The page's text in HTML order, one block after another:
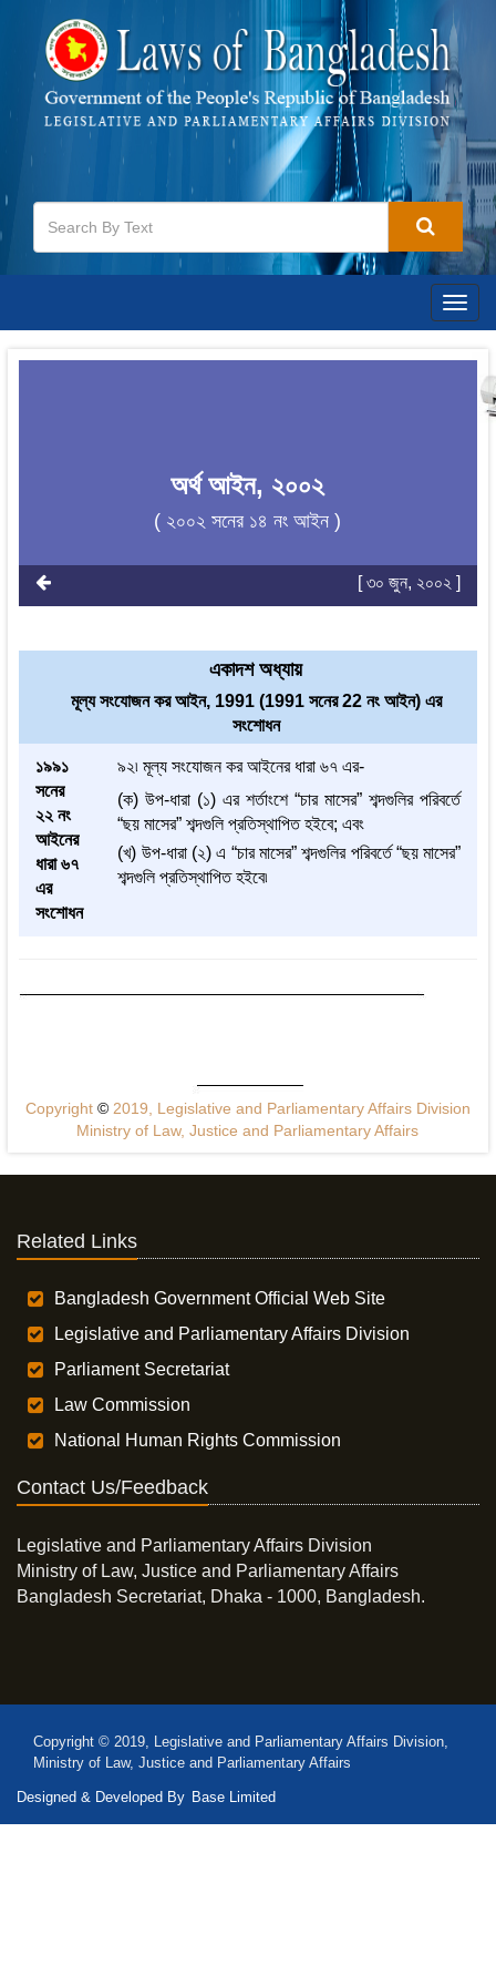
অর্থ আইন, ২০০২
( ২০০২ সনের ১৪ নং আইন )
[ ৩০ জুন, ২০০২ ]
একাদশ অধ্যায়
মূল্য সংযোজন কর আইন, 1991 (1991 সনের 22 নং আইন) এর
সংশোধন
১৯৯১
সনের
২২ নং
আইনের
ধারা ৬৭
এর
সংশোধন
৯২৷ মূল্য সংযোজন কর আইনের ধারা ৬৭ এর-
(ক) উপ-ধারা (১) এর শর্তাংশে “চার মাসের” শব্দগুলির পরিবর্তে
“ছয় মাসের” শব্দগুলি প্রতিস্থাপিত হইবে; এবং
(খ) উপ-ধারা (২) এ “চার মাসের” শব্দগুলির পরিবর্তে “ছয় মাসের”
শব্দগুলি প্রতিস্থাপিত হইবে৷
Copyright ©2019, Legislative and Parliamentary Affairs Division
Ministry of Law, Justice and Parliamentary Affairs
Related Links
Bangladesh Government Official Web Site
Legislative and Parliamentary Affairs Division
Parliament Secretariat
Law Commission
National Human Rights Commission
Contact Us/Feedback
Legislative and Parliamentary Affairs Division
Ministry of Law, Justice and Parliamentary Affairs
Bangladesh Secretariat, Dhaka - 1000, Bangladesh.
Copyright © 2019, Legislative and Parliamentary Affairs Division,
Ministry of Law, Justice and Parliamentary Affairs
Designed & Developed By Base Limited